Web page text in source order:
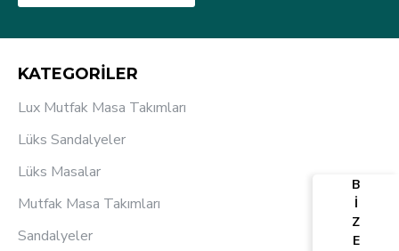
KATEGORİLER
Lux Mutfak Masa Takımları
Lüks Sandalyeler
Lüks Masalar
Mutfak Masa Takımları
Sandalyeler
B
İ
Z
E